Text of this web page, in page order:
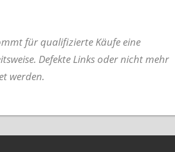
für qualifizierte Käufe eine
Defekte Links oder nicht mehr
werden.